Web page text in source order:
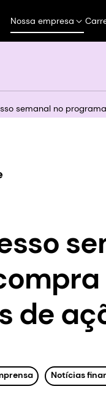
Nossa empresa
semanal no
de
Notícias